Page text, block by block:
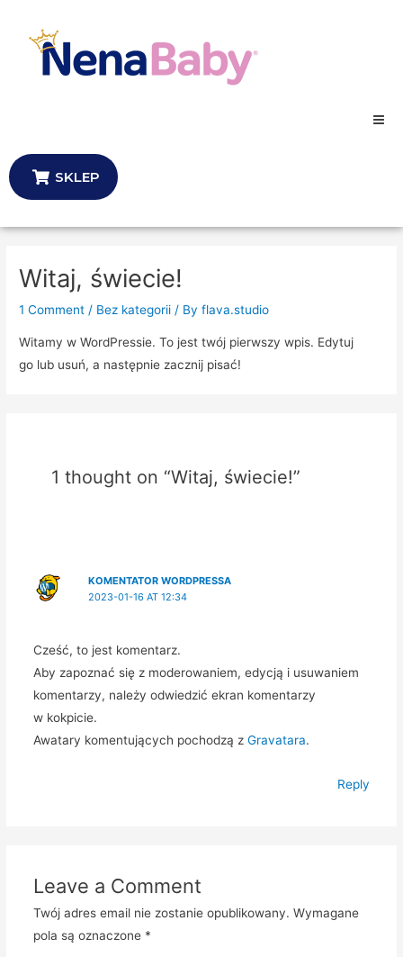
content
SKLEP
Witaj, świecie!
1 Comment / Bez kategorii / Byflava.studio
Witamy w WordPressie. To jest twój pierwszy wpis. Edytuj
go lub usuń, a następnie zacznij pisać!
1 thought on “Witaj, świecie!”
KOMENTATOR WORDPRESSA
2023-01-16 AT 12:34
Cześć, to jest komentarz.
Aby zapoznać się z moderowaniem, edycją i usuwaniem
komentarzy, należy odwiedzić ekran komentarzy
w kokpicie.
Awatary komentujących pochodzą z Gravatara.
Reply
Leave a Comment
Twój adres email nie zostanie opublikowany. Wymagane
pola są oznaczone *